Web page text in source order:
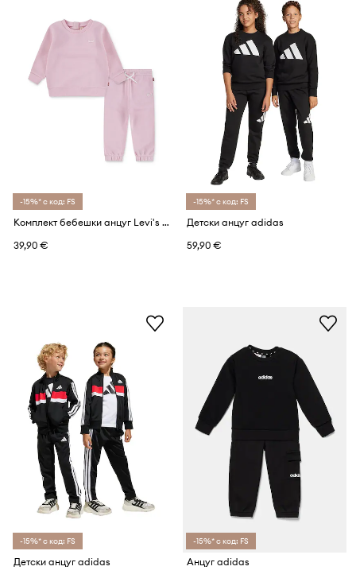
-15%* с код: FS
Комплект бебешки анцуг Levi's HOODIE & JOGGER SET
39,90 €
-15%* с код: FS
Детски анцуг adidas
59,90 €
-15%* с код: FS
Детски анцуг adidas
-15%* с код: FS
Анцуг adidas